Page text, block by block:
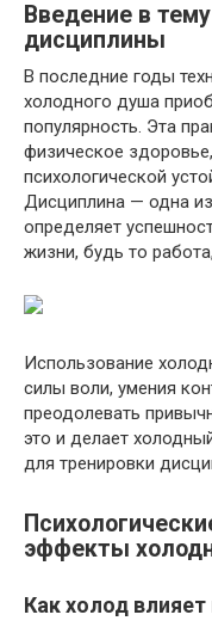
Введение в
дисциплины
В последние годы
холодного душа
популярность. Эта
физическое
психологической
Дисциплина — одна
определяет
жизни, будь то
Использование
силы воли, умения
преодолевать
это и делает
для тренировки
эффекты
Как холод